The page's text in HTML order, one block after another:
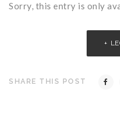
Sorry, this entry is only
SHARE THIS POST